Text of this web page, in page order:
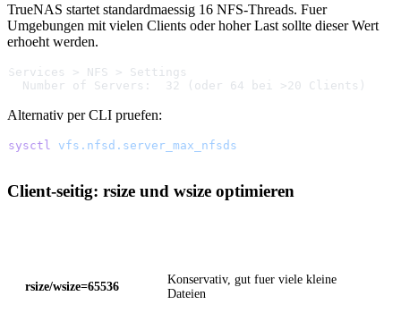
TrueNAS startet standardmaessig 16 NFS-Threads. Fuer
Umgebungen mit vielen Clients oder hoher Last sollte dieser Wert
erhoeht werden.
Services > NFS > Settings
  Number of Servers:  32 (oder 64 bei >20 Clients)
Alternativ per CLI pruefen:
sysctl vfs.nfsd.server_max_nfsds
Client-seitig: rsize und wsize optimieren
rsize/wsize=65536
Konservativ, gut fuer viele kleine
Dateien